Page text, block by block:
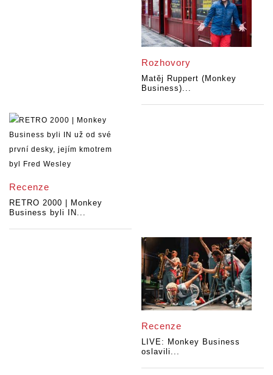
Rozhovory
Matěj Ruppert (Monkey
Business)...
Recenze
RETRO 2000 | Monkey
Business byli IN...
Recenze
LIVE: Monkey Business
oslavili...